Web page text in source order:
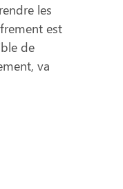
les
est
de
va